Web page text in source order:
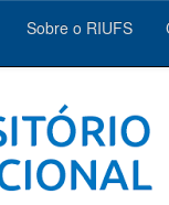
Sobre o RIUFS